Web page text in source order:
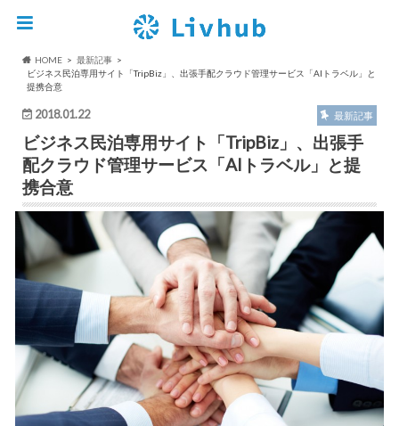
HOME
最新記事
ビジネス民泊専用サイト「TripBiz」、出張手配クラウド管理サービス「AIトラベル」と
提携合意
2018.01.22 最新記事
ビジネス民泊専用サイト「TripBiz」、出張手
配クラウド管理サービス「AIトラベル」と提
携合意